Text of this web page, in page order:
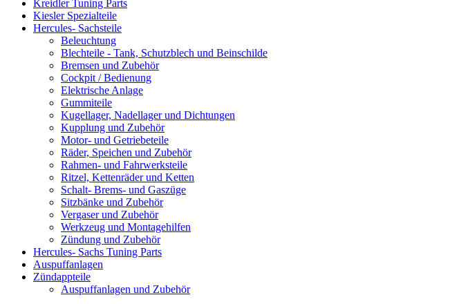
Kreidler Tuning Parts
Kiesler Spezialteile
Hercules- Sachsteile
Beleuchtung
Blechteile - Tank, Schutzblech und Beinschilde
Bremsen und Zubehör
Cockpit / Bedienung
Elektrische Anlage
Gummiteile
Kugellager, Nadellager und Dichtungen
Kupplung und Zubehör
Motor- und Getriebeteile
Räder, Speichen und Zubehör
Rahmen- und Fahrwerksteile
Ritzel, Kettenräder und Ketten
Schalt- Brems- und Gaszüge
Sitzbänke und Zubehör
Vergaser und Zubehör
Werkzeug und Montagehilfen
Zündung und Zubehör
Hercules- Sachs Tuning Parts
Auspuffanlagen
Zündappteile
Auspuffanlagen und Zubehör